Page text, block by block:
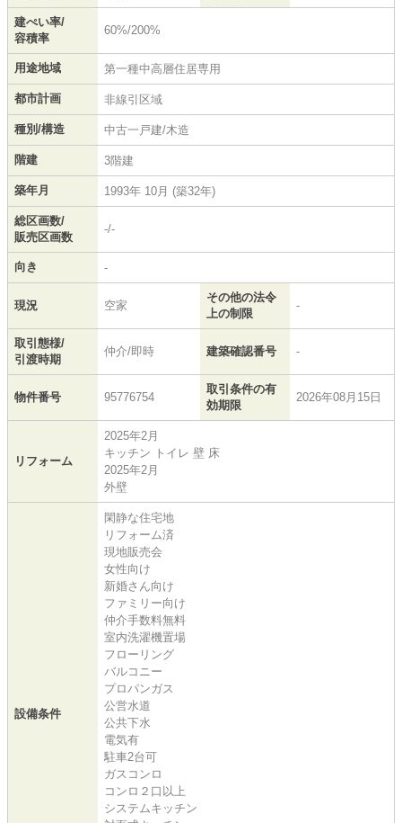
建ぺい率/
容積率
60%/200%
用途地域 第一種中高層住居専用
都市計画 非線引区域
種別/構造 中古一戸建/木造
階建 3階建
築年月 1993年 10月 (築32年)
総区画数/
販売区画数
-/-
向き -
現況 空家
その他の法令
上の制限
-
取引態様/
引渡時期
仲介/即時 建築確認番号 -
物件番号 95776754
取引条件の有
効期限
2026年08月15日
リフォーム
2025年2月
キッチン トイレ 壁 床
2025年2月
外壁
設備条件
閑静な住宅地
リフォーム済
現地販売会
女性向け
新婚さん向け
ファミリー向け
仲介手数料無料
室内洗濯機置場
フローリング
バルコニー
プロパンガス
公営水道
公共下水
電気有
駐車2台可
ガスコンロ
コンロ２口以上
システムキッチン